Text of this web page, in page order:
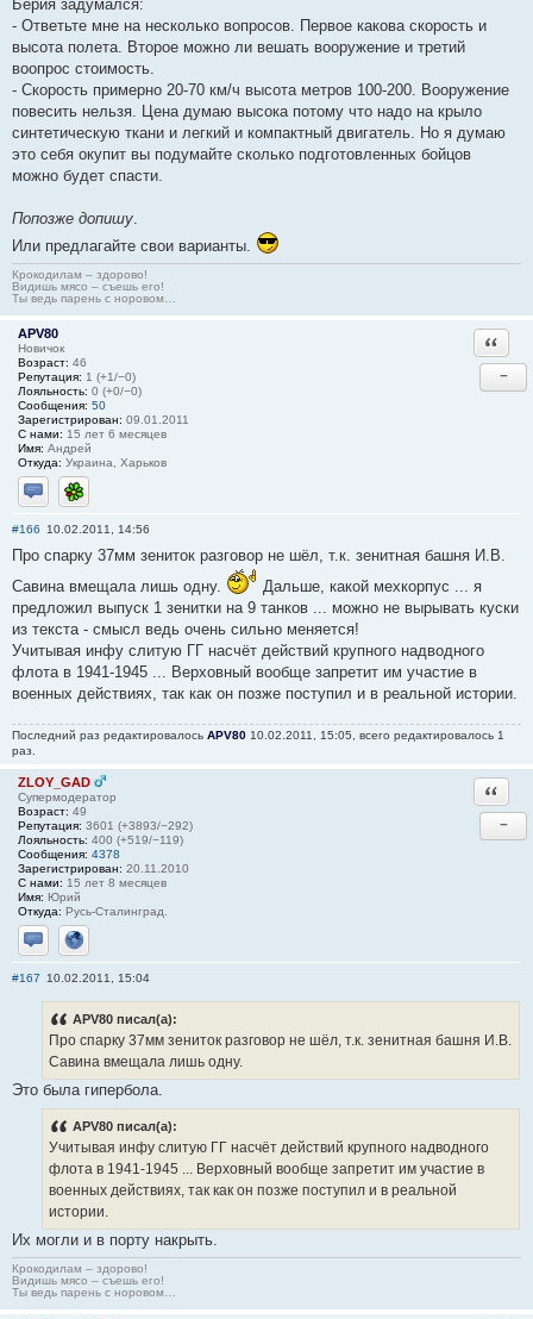
Берия задумался:
- Ответьте мне на несколько вопросов. Первое какова скорость и
высота полета. Второе можно ли вешать вооружение и третий
воопрос стоимость.
- Скорость примерно 20-70 км/ч высота метров 100-200. Вооружение
повесить нельзя. Цена думаю высока потому что надо на крыло
синтетическую ткани и легкий и компактный двигатель. Но я думаю
это себя окупит вы подумайте сколько подготовленных бойцов
можно будет спасти.
Попозже допишу.
Или предлагайте свои варианты.
Крокодилам – здорово!
Видишь мясо – съешь его!
Ты ведь парень с норовом…
APV80
Новичок
Возраст: 46
Репутация: 1 (+1/−0)
Лояльность: 0 (+0/−0)
Сообщения: 50
Зарегистрирован: 09.01.2011
С нами: 15 лет 6 месяцев
Имя: Андрей
Откуда: Украина, Харьков
Отправить личное сообщение
ICQ
−
#166 10.02.2011, 14:56
Про спарку 37мм зениток разговор не шёл, т.к. зенитная башня И.В.
Савина вмещала лишь одну.
Дальше, какой мехкорпус ... я
предложил выпуск 1 зенитки на 9 танков ... можно не вырывать куски
из текста - смысл ведь очень сильно меняется!
Учитывая инфу слитую ГГ насчёт действий крупного надводного
флота в 1941-1945 ... Верховный вообще запретит им участие в
военных действиях, так как он позже поступил и в реальной истории.
Последний раз редактировалось APV80 10.02.2011, 15:05, всего редактировалось 1
раз.
ZLOY_GAD
Супермодератор
Возраст: 49
Репутация: 3601 (+3893/−292)
Лояльность: 400 (+519/−119)
Сообщения: 4378
Зарегистрирован: 20.11.2010
С нами: 15 лет 8 месяцев
Имя: Юрий
Откуда: Русь-Сталинград.
Отправить личное сообщение
Сайт
−
#167 10.02.2011, 15:04
APV80 писал(а):
Про спарку 37мм зениток разговор не шёл, т.к. зенитная башня И.В.
Савина вмещала лишь одну.
Это была гипербола.
APV80 писал(а):
Учитывая инфу слитую ГГ насчёт действий крупного надводного
флота в 1941-1945 ... Верховный вообще запретит им участие в
военных действиях, так как он позже поступил и в реальной
истории.
Их могли и в порту накрыть.
Крокодилам – здорово!
Видишь мясо – съешь его!
Ты ведь парень с норовом…